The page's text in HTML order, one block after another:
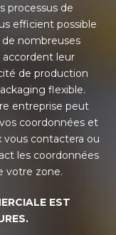
processus de
efficient possible
de nombreuses
leur
de production
flexible.
entreprise peut
coordonnées et
vous contactera ou
les coordonnées
votre zone.
EST